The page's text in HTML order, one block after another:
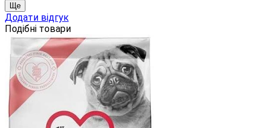
Ще
Додати відгук
Подібні товари